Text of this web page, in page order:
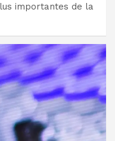
importantes de la